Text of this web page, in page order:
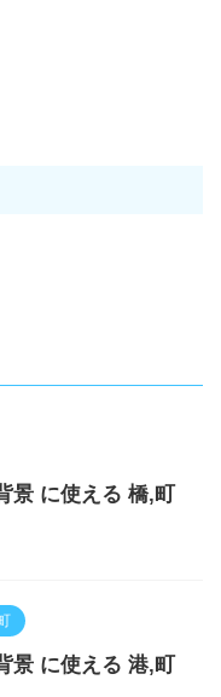
景 に使える 橋,町
景 に使える 港,町